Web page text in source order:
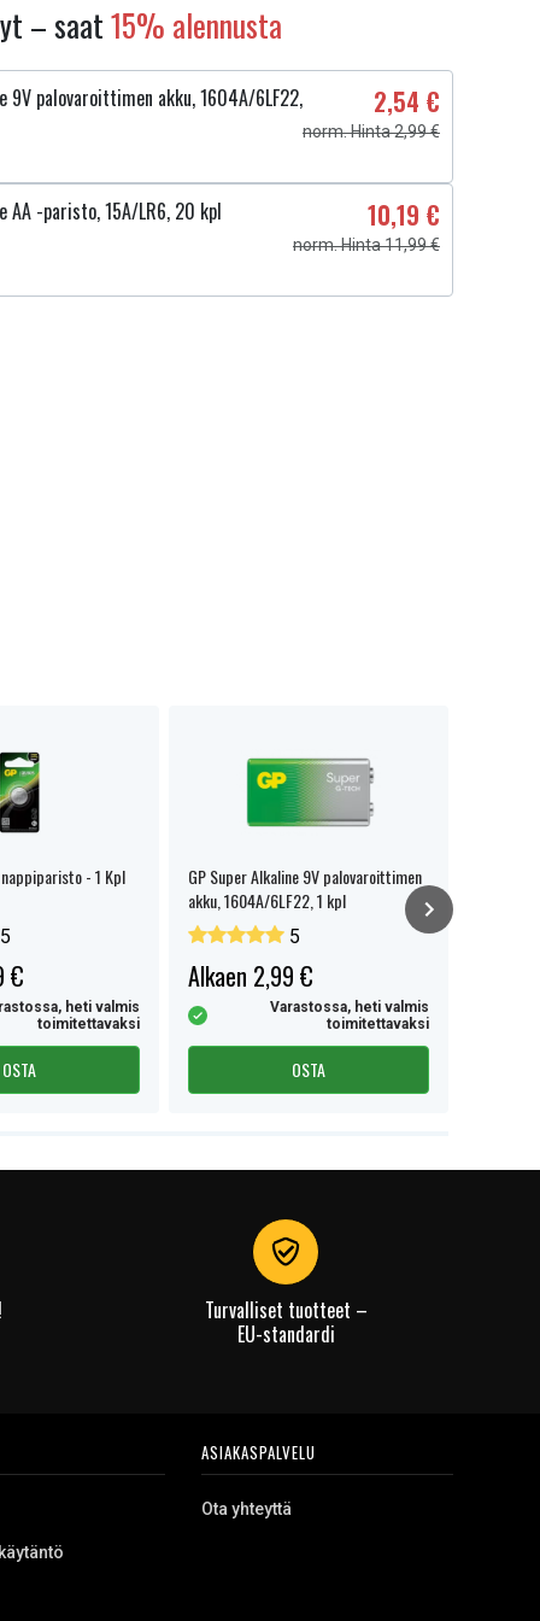
– saat15% alennusta
9V palovaroittimen akku, 1604A/6LF22,
2,54 €
norm. Hinta 2,99 €
AA -paristo, 15A/LR6, 20 kpl 10,19 €
norm. Hinta 11,99 €
- 1 Kpl
5
€
heti valmis
toimitettavaksi
OSTA
GP Super Alkaline 9V palovaroittimen
akku, 1604A/6LF22, 1 kpl
5
Alkaen 2,99 €
Varastossa, heti valmis
toimitettavaksi
OSTA
Turvalliset tuotteet –
EU-standardi
ASIAKASPALVELU
Ota yhteyttä